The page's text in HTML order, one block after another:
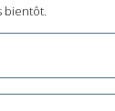
bientôt.